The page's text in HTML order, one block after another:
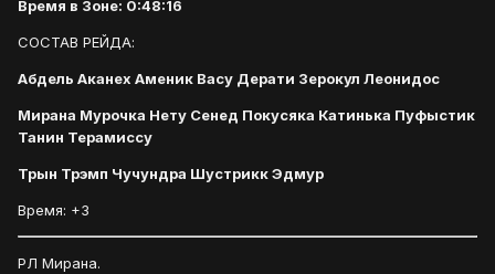
Время в Зоне: 0:48:16
СОСТАВ РЕЙДА:
Абдель Аканех Аменик Васу Дерати Зерокул Леонидос
Мирана Мурочка Нету Сенед Покусяка Катинька Пуфыстик
Танин Терамиссу
Трын Трэмп Чучундра Шустрикк Эдмур
Время: +3
РЛ Мирана.